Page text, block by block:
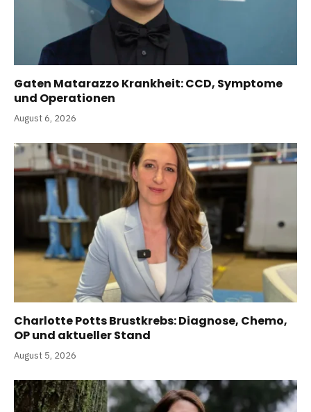
Gaten Matarazzo Krankheit: CCD, Symptome
und Operationen
August 6, 2026
Charlotte Potts Brustkrebs: Diagnose, Chemo,
OP und aktueller Stand
August 5, 2026